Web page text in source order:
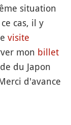
situation
cas, il y
visite
mon billet
du Japon
d'avance